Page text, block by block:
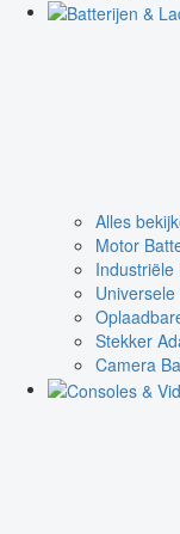
Alles
Motor
Industriële
Stekker
Camera